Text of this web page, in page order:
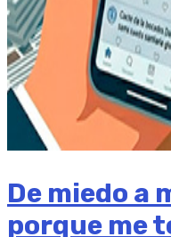
De miedo a
porque me